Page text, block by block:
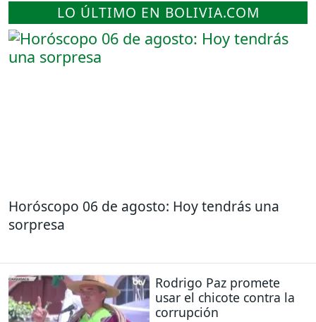
LO ÚLTIMO EN BOLIVIA.COM
Horóscopo 06 de agosto: Hoy tendrás una
sorpresa
Rodrigo Paz promete
usar el chicote contra la
corrupción